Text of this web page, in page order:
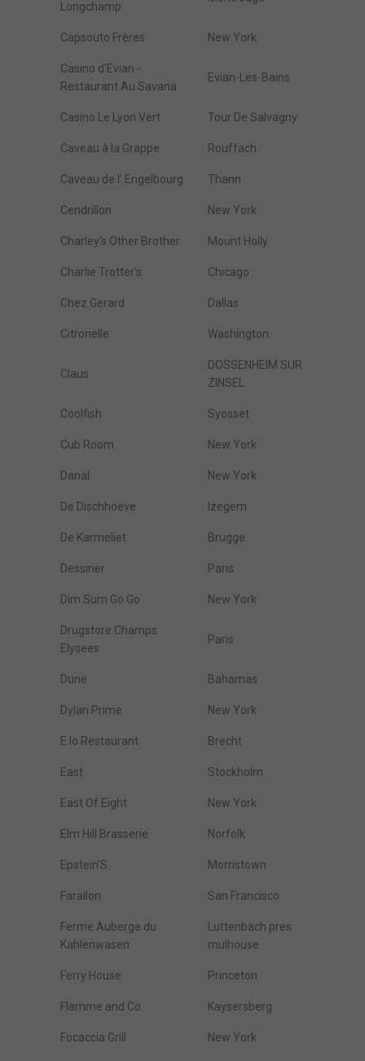
Longchamp
Capsouto Frères New York
Casino d'Evian -
Restaurant Au Savana
Evian-Les-Bains
Casino Le Lyon Vert Tour De Salvagny
Caveau à la Grappe Rouffach
Caveau de l' Engelbourg Thann
Cendrillon New York
Charley's Other Brother Mount Holly
Charlie Trotter's Chicago
Chez Gerard Dallas
Citronelle Washington
Claus
DOSSENHEIM SUR
ZINSEL
Coolfish Syosset
Cub Room New York
Danal New York
De Dischhoeve Izegem
De Karmeliet Brugge
Dessirier Paris
Dim Sum Go Go New York
Drugstore Champs
Elysees
Paris
Dune Bahamas
Dylan Prime New York
E Io Restaurant Brecht
East Stockholm
East Of Eight New York
Elm Hill Brasserie Norfolk
Epstein'S Morristown
Farallon San Francisco
Ferme Auberge du
Kahlenwasen
Luttenbach pres
mulhouse
Ferry House Princeton
Flamme and Co Kaysersberg
Focaccia Grill New York